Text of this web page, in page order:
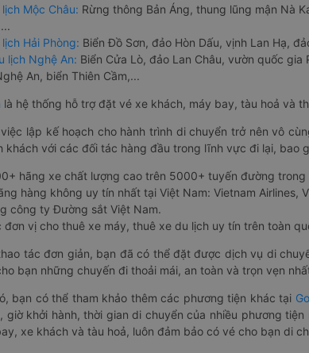
lịch Mộc Châu: Rừng thông Bản Áng, thung lũng mận Nà
lịch Hải Phòng: Biển Đồ Sơn, đảo Hòn Dấu, vịnh Lan Hạ,
lịch Nghệ An: Biển Cửa Lò, đảo Lan Châu, vườn quốc
An, biển Thiên Cầm,...
là hệ thống hỗ trợ đặt vé xe khách, máy bay, tàu hoả và
việc lập kế hoạch cho hành trình di chuyển trở nên vô
khách với các đối tác hàng đầu trong lĩnh vực đi lại, bao
hãng xe chất lượng cao trên 5000+ tuyến đường trong
hàng không uy tín nhất tại Việt Nam: Vietnam Airlines,
công ty Đường sắt Việt Nam.
đơn vị cho thuê xe máy, thuê xe du lịch uy tín trên toàn
tác đơn giản, bạn đã có thể đặt được dịch vụ di
bạn những chuyến đi thoải mái, an toàn và trọn vẹn
bạn có thể tham khảo thêm các phương tiện khác tại
giờ khởi hành, thời gian di chuyển của nhiều phương
xe khách và tàu hoả, luôn đảm bảo có vé cho bạn di